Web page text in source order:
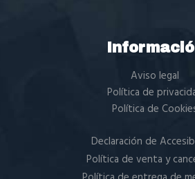
Aviso legal
Política de
Política de
Declaración de
Política de venta y